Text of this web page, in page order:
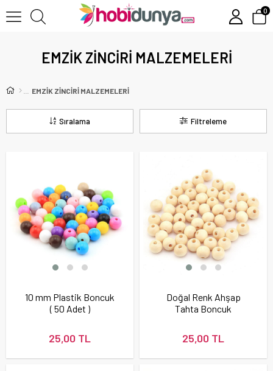
0
EMZİK ZİNCİRİ MALZEMELERİ
EMZİK ZİNCİRİ MALZEMELERİ
Filtreleme
Sıralama
10 mm Plastik Boncuk
( 50 Adet )
25,00 TL
Doğal Renk Ahşap
Tahta Boncuk
25,00 TL